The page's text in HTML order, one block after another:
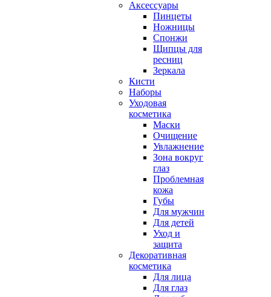
Аксессуары
Пинцеты
Ножницы
Спонжи
Щипцы для
ресниц
Зеркала
Кисти
Наборы
Уходовая
косметика
Маски
Очищение
Увлажнение
Зона вокруг
глаз
Проблемная
кожа
Губы
Для мужчин
Для детей
Уход и
защита
Декоративная
косметика
Для лица
Для глаз